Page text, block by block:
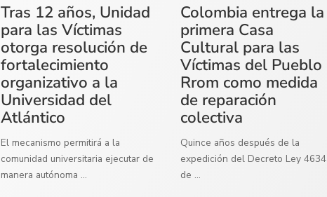
Tras 12 años, Unidad
para las Víctimas
otorga resolución de
fortalecimiento
organizativo a la
Universidad del
Atlántico
El mecanismo permitirá a la
comunidad universitaria ejecutar de
manera autónoma ...
Colombia entrega la
primera Casa
Cultural para las
Víctimas del Pueblo
Rrom como medida
de reparación
colectiva
Quince años después de la
expedición del Decreto Ley 4634
de ...